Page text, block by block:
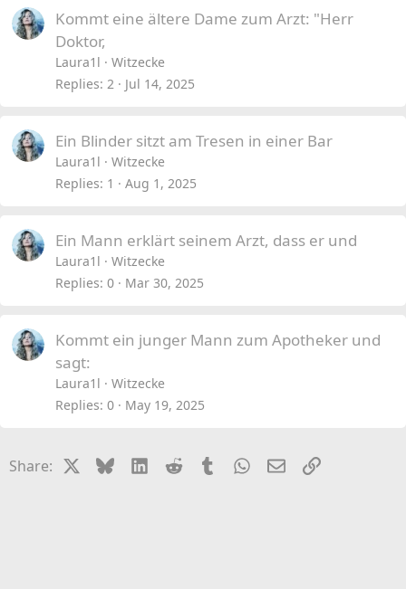
Kommt eine ältere Dame zum Arzt: "Herr
Doktor,
Laura1l
Witzecke
Replies 2 Jul 14, 2025
Ein Blinder sitzt am Tresen in einer Bar
Laura1l
Witzecke
Replies 1 Aug 1, 2025
Ein Mann erklärt seinem Arzt, dass er und
Laura1l
Witzecke
Replies 0 Mar 30, 2025
Kommt ein junger Mann zum Apotheker und
sagt:
Laura1l
Witzecke
Replies 0 May 19, 2025
Share: BlueskyLinkedIn
Reddit TumblrWhatsApp
EmailLink